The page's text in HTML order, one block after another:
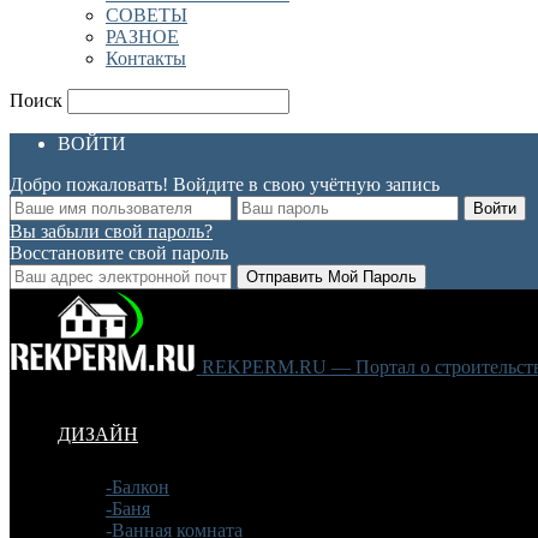
СОВЕТЫ
РАЗНОЕ
Контакты
Поиск
ВОЙТИ
Добро пожаловать! Войдите в свою учётную запись
Вы забыли свой пароль?
Восстановите свой пароль
REKPERM.RU — Портал о
ДИЗАЙН
-Балкон
-Баня
-Ванная комната